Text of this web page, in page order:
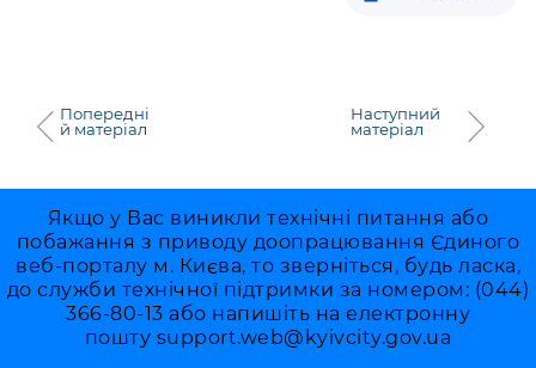
Попередні
й матеріал
Наступний
матеріал
Якщо у Вас виникли технічні питання або
побажання з приводу доопрацювання Єдиного
веб-порталу м. Києва, то зверніться, будь ласка,
до служби технічної підтримки за номером: (044)
366-80-13 або напишіть на електронну
пошту support.web@kyivcity.gov.ua